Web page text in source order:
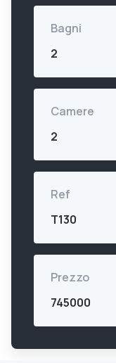
Bagni
2
Camere
2
Ref
T130
Prezzo
745000